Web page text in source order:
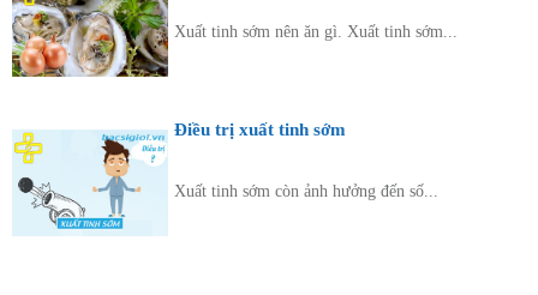
Xuất tinh sớm nên ăn gì. Xuất tinh sớm...
Điều trị xuất tinh sớm
Xuất tinh sớm còn ảnh hưởng đến số...